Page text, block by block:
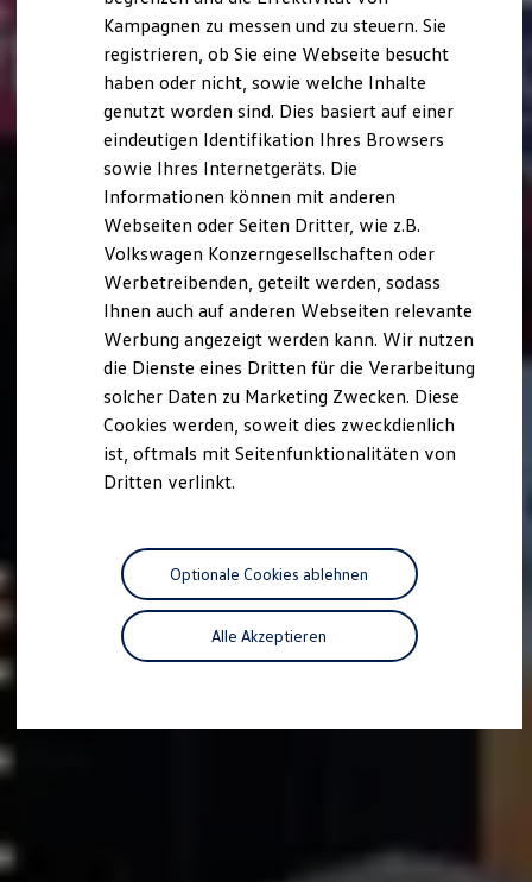
myVolkswagen Business
Elektrisch & Autonom
Elektro - & Hybridfahrzeuge
Unser Ansatz
Klimafreundlicher Strom
Reichweite & Ladelösungen
Reichweitensimulator
Ladezeitensimulator
Ladelösungen für Privatkunden
Ladelösungen für Gewerbekunden
Wallbox und Ladekabel
Förderung & Kosten der Elektrofahrzeuge
Fördermöglichkeiten für Privatkunden
Fördermöglichkeiten für Gewerbekunden
Autonomes Fahren
Mehr zum ID. Buzz
Online Beratung
California Club
California Magazin & Ratgeber
Vanlife
California App
California Lifestyle & Zubehör
Übernachten im California
Unternehmen
Karriere
Nachhaltigkeit
Kampagnen zu messen und zu steuern. Sie
registrieren, ob Sie eine Webseite besucht
haben oder nicht, sowie welche Inhalte
genutzt worden sind. Dies basiert auf einer
eindeutigen Identifikation Ihres Browsers
sowie Ihres Internetgeräts. Die
Informationen können mit anderen
Webseiten oder Seiten Dritter, wie z.B.
Volkswagen Konzerngesellschaften oder
Werbetreibenden, geteilt werden, sodass
Ihnen auch auf anderen Webseiten relevante
Werbung angezeigt werden kann. Wir nutzen
die Dienste eines Dritten für die Verarbeitung
solcher Daten zu Marketing Zwecken. Diese
Cookies werden, soweit dies zweckdienlich
ist, oftmals mit Seitenfunktionalitäten von
Dritten verlinkt.
Alle Akzeptieren
Optionale Cookies ablehnen